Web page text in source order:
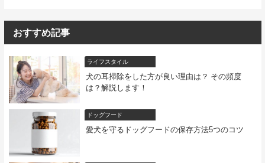
おすすめ記事
ライフスタイル
犬の耳掃除をした方が良い理由は？ その頻度
は？解説します！
ドッグフード
愛犬を守るドッグフードの保存方法5つのコツ